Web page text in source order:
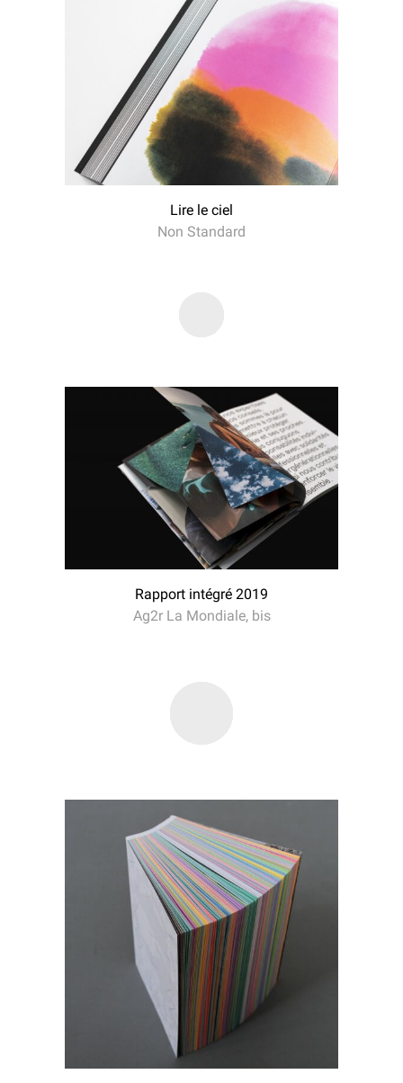
Lire le ciel
Non Standard
Rapport intégré 2019
Ag2r La Mondiale, bis